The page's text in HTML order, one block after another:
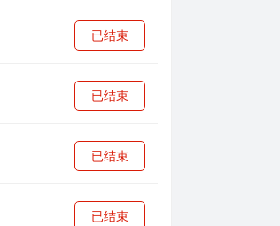
已结束
已结束
已结束
已结束